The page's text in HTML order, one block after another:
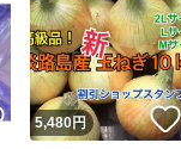
いいね！
5,480円